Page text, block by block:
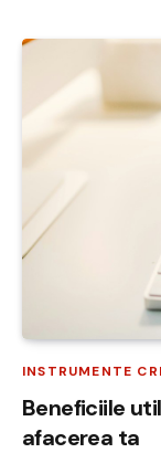
INSTRUMENTE
Beneficiile
afacerea ta